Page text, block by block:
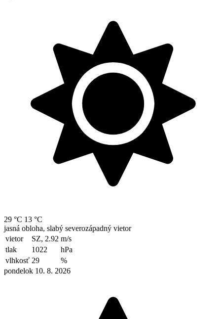
29 °C 13 °C
jasná obloha, slabý severozápadný vietor
vietor
SZ, 2.92 m/s
tlak
1022
hPa
vlhkosť 29
%
pondelok 10. 8. 2026